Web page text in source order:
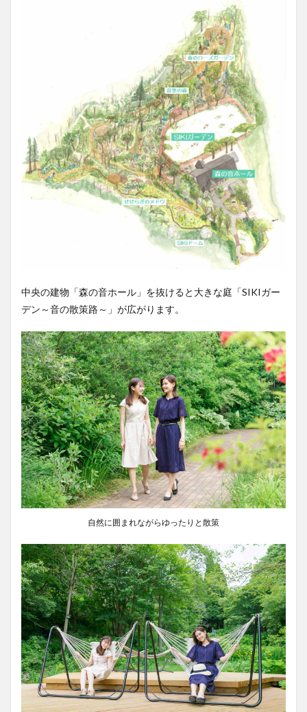
中央の建物「森の音ホール」を抜けると大きな庭「SIKIガー
デン～音の散策路～」が広がります。
自然に囲まれながらゆったりと散策